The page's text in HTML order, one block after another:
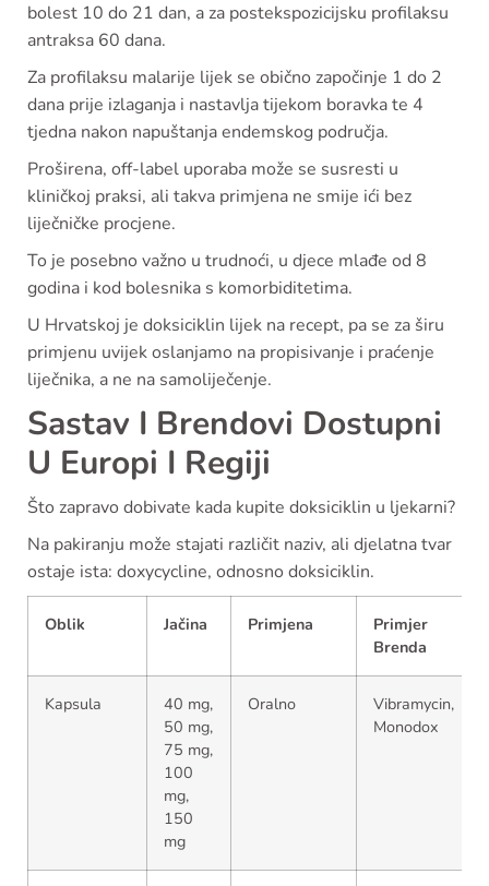
bolest 10 do 21 dan, a za postekspozicijsku profilaksu
antraksa 60 dana.
Za profilaksu malarije lijek se obično započinje 1 do 2
dana prije izlaganja i nastavlja tijekom boravka te 4
tjedna nakon napuštanja endemskog područja.
Proširena, off-label uporaba može se susresti u
kliničkoj praksi, ali takva primjena ne smije ići bez
liječničke procjene.
To je posebno važno u trudnoći, u djece mlađe od 8
godina i kod bolesnika s komorbiditetima.
U Hrvatskoj je doksiciklin lijek na recept, pa se za širu
primjenu uvijek oslanjamo na propisivanje i praćenje
liječnika, a ne na samoliječenje.
Sastav I Brendovi Dostupni
U Europi I Regiji
Što zapravo dobivate kada kupite doksiciklin u ljekarni?
Na pakiranju može stajati različit naziv, ali djelatna tvar
ostaje ista: doxycycline, odnosno doksiciklin.
Oblik Jačina Primjena
Primjer
Brenda
Kapsula
40 mg,
50 mg,
75 mg,
100
mg,
150
mg
Oralno
Vibramycin,
Monodox